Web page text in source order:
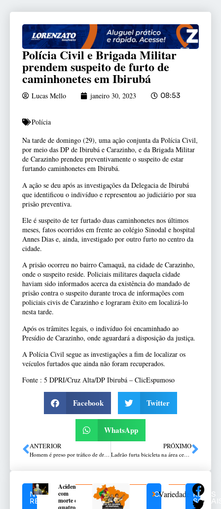
Polícia Civil e Brigada Militar
prendem suspeito de furto de
caminhonetes em Ibirubá
Lucas Mello janeiro 30, 2023 08:53
Polícia
Na tarde de domingo (29), uma ação conjunta da Polícia Civil,
por meio das DP de Ibirubá e Carazinho, e da Brigada Militar
de Carazinho prendeu preventivamente o suspeito de estar
furtando caminhonetes em Ibirubá.
A ação se deu após as investigações da Delegacia de Ibirubá
que identificou o indivíduo e representou ao judiciário por sua
prisão preventiva.
Ele é suspeito de ter furtado duas caminhonetes nos últimos
meses, fatos ocorridos em frente ao colégio Sinodal e hospital
Annes Dias e, ainda, investigado por outro furto no centro da
cidade.
A prisão ocorreu no bairro Camaquã, na cidade de Carazinho,
onde o suspeito reside. Policiais militares daquela cidade
haviam sido informados acerca da existência do mandado de
prisão contra o suspeito durante troca de informações com
policiais civis de Carazinho e lograram êxito em localizá-lo
nesta tarde.
Após os trâmites legais, o indivíduo foi encaminhado ao
Presídio de Carazinho, onde aguardará a disposição da justiça.
A Polícia Civil segue as investigações a fim de localizar os
veículos furtados que ainda não foram recuperados.
Fonte : 5 DPRI/Cruz Alta/DP Ibirubá – ClicEspumoso
Facebook Twitter
WhatsApp
ANTERIOR
Homem é preso por tráfico de drogas no centro de Lagoa Vermelha
PRÓXIMO
Ladrão furta bicicleta na área central de Passo Fundo
NOTÍCIAS
RELACIONADAS
Acidente
com
morte e
quatro
CATEGORIAS
VariedadesREDES